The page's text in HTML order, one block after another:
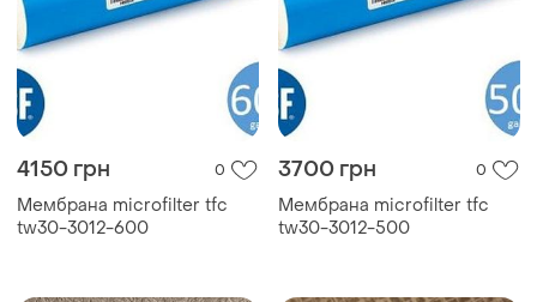
4150 грн 0
Мембрана microfilter tfc
tw30-3012-600
3700 грн 0
Мембрана microfilter tfc
tw30-3012-500